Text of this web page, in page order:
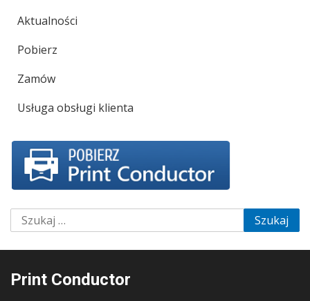
Aktualności
Pobierz
Zamów
Usługa obsługi klienta
Szukaj:
Print Conductor